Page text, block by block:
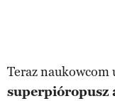
Teraz naukowcom
superpióropusz